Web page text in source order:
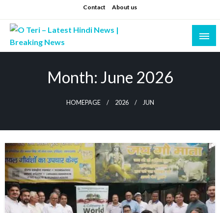
to
content
Contact About us
Prashant sharma (shastri)
Month: June 2026
HOMEPAGE 2026 JUN